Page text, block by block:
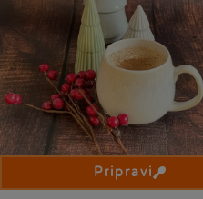
Pripravi